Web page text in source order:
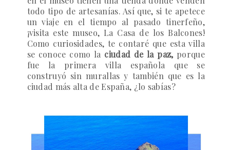
todo tipo de artesanías. Así que, si te apetece
un viaje en el tiempo al pasado tinerfeño,
¡visita este museo, La Casa de los Balcones!
Como curiosidades, te contaré que esta villa
se conoce como la ciudad de la paz, porque
fue la primera villa española que se
construyó sin murallas y también que es la
ciudad más alta de España, ¿lo sabías?